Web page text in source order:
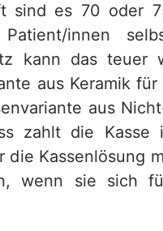
sind es 70 oder
Patient/innen
kann das teuer
aus Keramik
aus
zahlt die
die Kassenlösung
wenn sie sich